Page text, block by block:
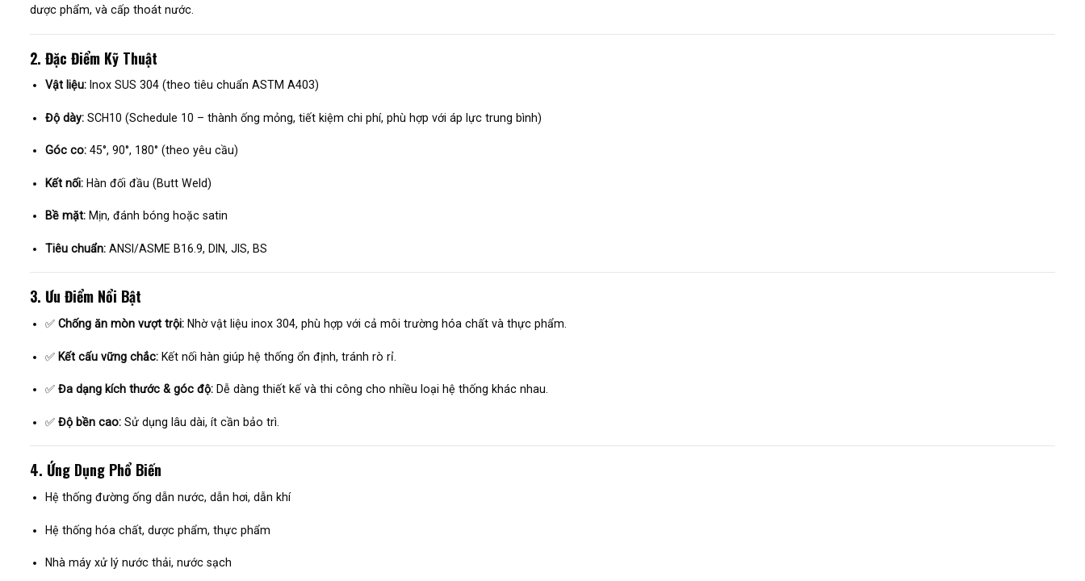
dược phẩm, và cấp thoát nước.
2. Đặc Điểm Kỹ Thuật
Vật liệu:Inox SUS 304 (theo tiêu chuẩn ASTM A403)
Độ dày:SCH10 (Schedule 10 – thành ống mỏng, tiết kiệm chi phí, phù hợp với áp lực trung bình)
Góc co:45°, 90°, 180° (theo yêu cầu)
Kết nối:Hàn đối đầu (Butt Weld)
Bề mặt:Mịn, đánh bóng hoặc satin
Tiêu chuẩn:ANSI/ASME B16.9, DIN, JIS, BS
3. Ưu Điểm Nổi Bật
✅ Chống ăn mòn vượt trội:Nhờ vật liệu inox 304, phù hợp với cả môi trường hóa chất và thực phẩm.
✅ Kết cấu vững chắc:Kết nối hàn giúp hệ thống ổn định, tránh rò rỉ.
✅ Đa dạng kích thước & góc độ:Dễ dàng thiết kế và thi công cho nhiều loại hệ thống khác nhau.
✅ Độ bền cao:Sử dụng lâu dài, ít cần bảo trì.
4. Ứng Dụng Phổ Biến
Hệ thống đường ống dẫn nước, dẫn hơi, dẫn khí
Hệ thống hóa chất, dược phẩm, thực phẩm
Nhà máy xử lý nước thải, nước sạch